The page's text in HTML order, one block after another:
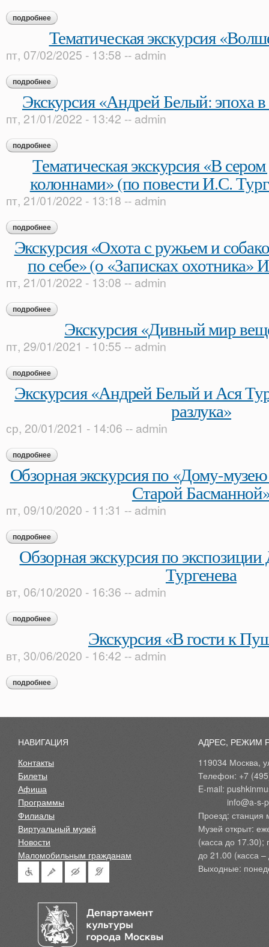
подробнее о тематическая экскурсия «мой идеал теперь — хозяйка…»
Тематическая экскурсия
пт, 07/02/2025 - 13:58 -- admin
подробнее о тематическая экскурсия «волшебная свеча»
Экскурсия «Андрей Белый: эпоха в
пт, 21/01/2022 - 13:42 -- admin
подробнее о экскурсия «андрей белый: эпоха в зеркале судьбы»
Тематическая экскурсия «В
колоннами» (по повести И.С.
пт, 21/01/2022 - 13:18 -- admin
подробнее о тематическая экскурсия «в сером доме с белыми
Экскурсия «Охота с ружьем и
по себе» (о «Записках охотника»
пт, 21/01/2022 - 13:08 -- admin
подробнее о экскурсия «охота с ружьем и собакой прекрасна сама по
Экскурсия «Дивный мир
пт, 29/01/2021 - 10:55 -- admin
подробнее о экскурсия «дивный мир вещей и слов»
Экскурсия «Андрей Белый и Ася
разлука»
ср, 20/01/2021 - 14:06 -- admin
подробнее о экскурсия «андрей белый и ася тургенева: любовь и
Обзорная экскурсия по «Дому-
Старой
пт, 09/10/2020 - 11:31 -- admin
подробнее о обзорная экскурсия по «дому-музею в. л. пушкина на
Обзорная экскурсия по
Тургенева
вт, 06/10/2020 - 16:36 -- admin
подробнее о обзорная экскурсия по экспозиции дома-музея и. с.
Экскурсия «В гости к
вт, 30/06/2020 - 16:42 -- admin
подробнее о экскурсия «в гости к пушкину»
НАВИГАЦИЯ
Контакты
Билеты
Афиша
Программы
Филиалы
Виртуальный музей
Новости
Маломобильным гражданам
АДРЕС, РЕЖИМ
119034 Москва,
Телефон: +7
E-mail:
Проезд: станция
Музей открыт:
(касса до 17.30);
до 21.00 (касса
Выходные: